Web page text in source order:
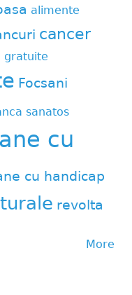
alimente
cancer
gratuite
Focsani
sanatos
cu
cu handicap
revolta
More